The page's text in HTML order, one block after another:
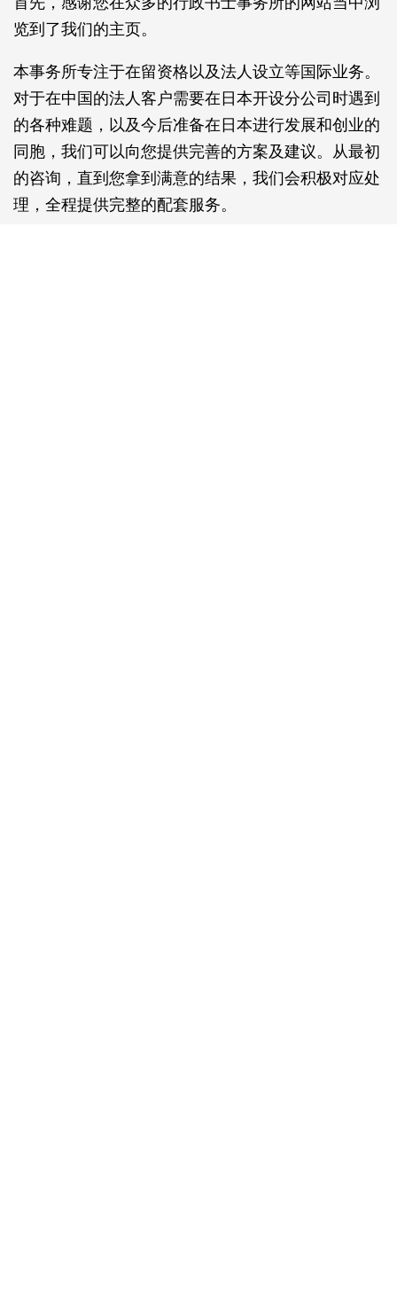
览到了我们的主页。
本事务所专注于在留资格以及法人设立等国际业务。
对于在中国的法人客户需要在日本开设分公司时遇到
的各种难题，以及今后准备在日本进行发展和创业的
同胞，我们可以向您提供完善的方案及建议。从最初
的咨询，直到您拿到满意的结果，我们会积极对应处
理，全程提供完整的配套服务。